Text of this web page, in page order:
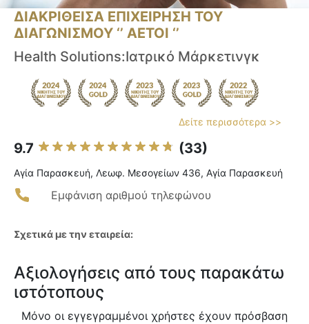
ΔΙΑΚΡΙΘΕΙΣΑ ΕΠΙΧΕΙΡΗΣΗ ΤΟΥ
ΔΙΑΓΩΝΙΣΜΟΥ ‘’ ΑΕΤΟΙ ‘’
Health Solutions:Ιατρικό Μάρκετινγκ
Δείτε περισσότερα >>
9.7 (33)
Αγία Παρασκευή, Λεωφ. Μεσογείων 436, Αγία Παρασκευή
Εμφάνιση αριθμού τηλεφώνου
Σχετικά με την εταιρεία:
Αξιολογήσεις από τους παρακάτω
ιστότοπους
Μόνο οι εγγεγραμμένοι χρήστες έχουν πρόσβαση